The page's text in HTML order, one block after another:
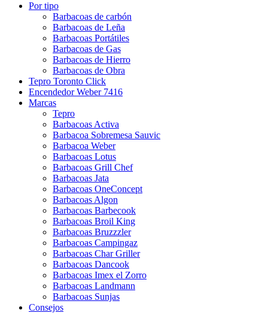
Por tipo
Barbacoas de carbón
Barbacoas de Leña
Barbacoas Portátiles
Barbacoas de Gas
Barbacoas de Hierro
Barbacoas de Obra
Tepro Toronto Click
Encendedor Weber 7416
Marcas
Tepro
Barbacoas Activa
Barbacoa Sobremesa Sauvic
Barbacoa Weber
Barbacoas Lotus
Barbacoas Grill Chef
Barbacoas Jata
Barbacoas OneConcept
Barbacoas Algon
Barbacoas Barbecook
Barbacoas Broil King
Barbacoas Bruzzzler
Barbacoas Campingaz
Barbacoas Char Griller
Barbacoas Dancook
Barbacoas Imex el Zorro
Barbacoas Landmann
Barbacoas Sunjas
Consejos